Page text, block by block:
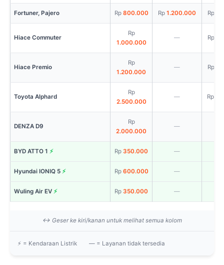
Fortuner, Pajero 800.000 1.200.000
Hiace Commuter
1.000.000
—
Hiace Premio
1.200.000
—
Toyota Alphard
2.500.000
—
DENZA D9
2.000.000
—
BYD ATTO 1 350.000 —
Hyundai IONIQ 5 600.000 —
Wuling Air EV 350.000 —
↔ Geser ke kiri/kanan untuk melihat semua kolom
⚡ = Kendaraan Listrik — = Layanan tidak tersedia